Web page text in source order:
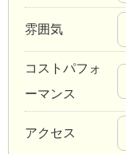
雰囲気
コストパフォ
ーマンス
アクセス